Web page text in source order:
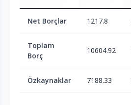
Net Borçlar 1217.8
Toplam
Borç
10604.92
Özkaynaklar 7188.33